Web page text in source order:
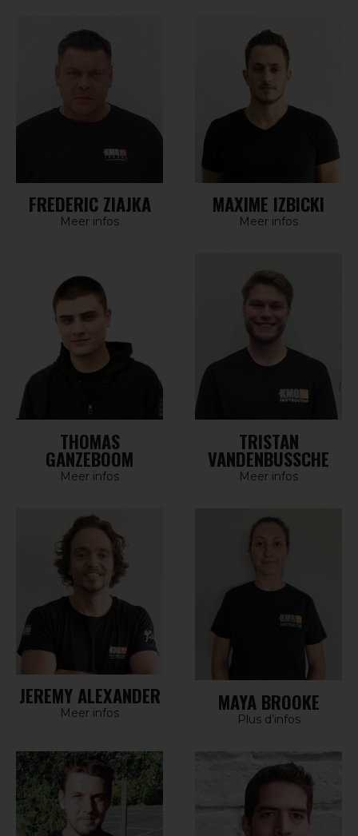
FREDERIC ZIAJKA
Meer infos
MAXIME IZBICKI
Meer infos
THOMAS
GANZEBOOM
Meer infos
TRISTAN
VANDENBUSSCHE
Meer infos
JEREMY ALEXANDER
Meer infos MAYA BROOKE
Plus d’infos